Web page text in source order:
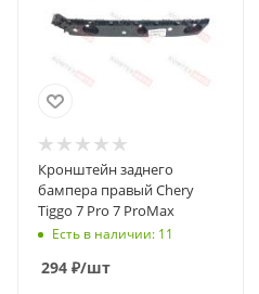
Кронштейн заднего
бампера правый Chery
Tiggo 7 Pro 7 ProMax
Есть в наличии: 11
294 ₽/шт